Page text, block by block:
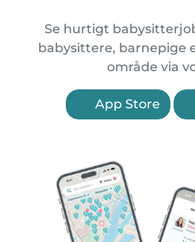
Se hurtigt
babysittere, barnepige
område via
App Store